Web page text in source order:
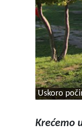
Uskoro
Krećemo